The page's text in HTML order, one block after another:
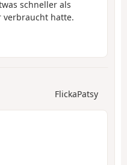
schneller als
verbraucht hatte.
FlickaPatsy